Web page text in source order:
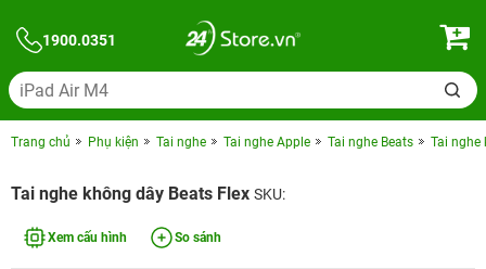
1900.0351
Trang chủ Phụ kiện Tai nghe Tai nghe Apple Tai nghe Beats Tai nghe
Tai nghe không dây Beats Flex SKU:
Xem cấu hình So sánh